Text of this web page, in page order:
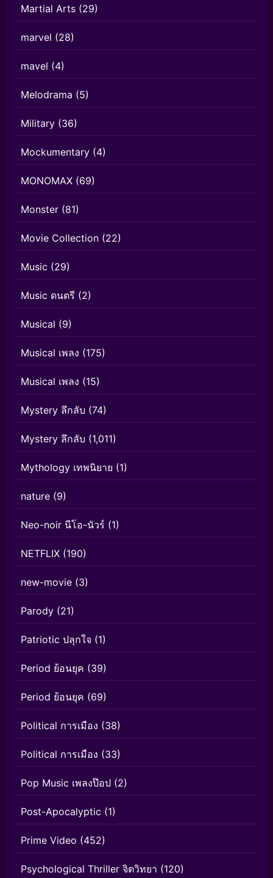
Martial Arts (29)
marvel (28)
mavel (4)
Melodrama (5)
Military (36)
Mockumentary (4)
MONOMAX (69)
Monster (81)
Movie Collection (22)
Music (29)
Music ดนตรี (2)
Musical (9)
Musical เพลง (175)
Musical เพลง (15)
Mystery ลึกลับ (74)
Mystery ลึกลับ (1,011)
Mythology เทพนิยาย (1)
nature (9)
Neo-noir นีโอ-นัวร์ (1)
NETFLIX (190)
new-movie (3)
Parody (21)
Patriotic ปลุกใจ (1)
Period ย้อนยุค (39)
Period ย้อนยุค (69)
Political การเมือง (38)
Political การเมือง (33)
Pop Music เพลงป๊อป (2)
Post-Apocalyptic (1)
Prime Video (452)
Psychological Thriller จิตวิทยา (120)